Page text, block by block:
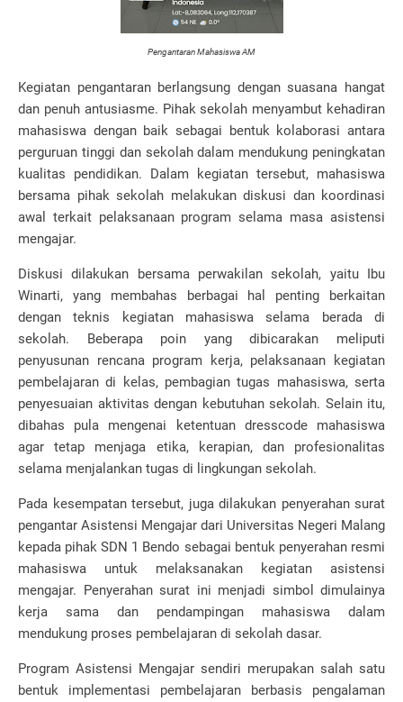
Pengantaran Mahasiswa AM
Kegiatan pengantaran berlangsung dengan suasana hangat
dan penuh antusiasme. Pihak sekolah menyambut kehadiran
mahasiswa dengan baik sebagai bentuk kolaborasi antara
perguruan tinggi dan sekolah dalam mendukung peningkatan
kualitas pendidikan. Dalam kegiatan tersebut, mahasiswa
bersama pihak sekolah melakukan diskusi dan koordinasi
awal terkait pelaksanaan program selama masa asistensi
mengajar.
Diskusi dilakukan bersama perwakilan sekolah, yaitu Ibu
Winarti, yang membahas berbagai hal penting berkaitan
dengan teknis kegiatan mahasiswa selama berada di
sekolah. Beberapa poin yang dibicarakan meliputi
penyusunan rencana program kerja, pelaksanaan kegiatan
pembelajaran di kelas, pembagian tugas mahasiswa, serta
penyesuaian aktivitas dengan kebutuhan sekolah. Selain itu,
dibahas pula mengenai ketentuan dresscode mahasiswa
agar tetap menjaga etika, kerapian, dan profesionalitas
selama menjalankan tugas di lingkungan sekolah.
Pada kesempatan tersebut, juga dilakukan penyerahan surat
pengantar Asistensi Mengajar dari Universitas Negeri Malang
kepada pihakSDN 1 Bendo sebagai bentuk penyerahan resmi
mahasiswa untuk melaksanakan kegiatan asistensi
mengajar. Penyerahan surat ini menjadi simbol dimulainya
kerja sama dan pendampingan mahasiswa dalam
mendukung proses pembelajaran di sekolah dasar.
Program Asistensi Mengajar sendiri merupakan salah satu
bentuk implementasi pembelajaran berbasis pengalaman